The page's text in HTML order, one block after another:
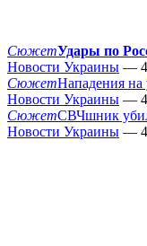
СюжетУдары по
Новости Украины — 4
СюжетНападения
Новости Украины — 4
СюжетСВЧшник
Новости Украины — 4